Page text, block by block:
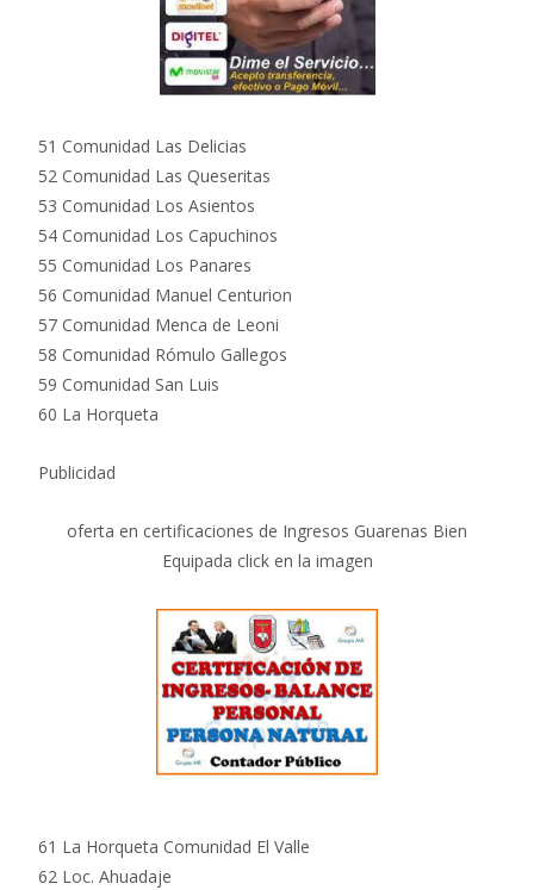
51 Comunidad Las Delicias
52 Comunidad Las Queseritas
53 Comunidad Los Asientos
54 Comunidad Los Capuchinos
55 Comunidad Los Panares
56 Comunidad Manuel Centurion
57 Comunidad Menca de Leoni
58 Comunidad Rómulo Gallegos
59 Comunidad San Luis
60 La Horqueta
Publicidad
oferta en certificaciones de Ingresos Guarenas Bien
Equipada click en la imagen
61 La Horqueta Comunidad El Valle
62 Loc. Ahuadaje